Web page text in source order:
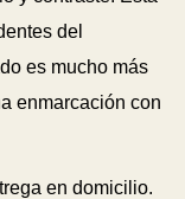
del
es mucho más
enmarcación con
en domicilio.